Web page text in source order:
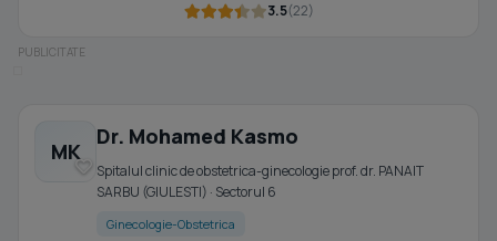
3.5(22)
MK
Dr. Mohamed Kasmo
Spitalul clinic de obstetrica-ginecologie prof. dr. PANAIT
SARBU (GIULESTI) · Sectorul 6
Ginecologie-Obstetrica